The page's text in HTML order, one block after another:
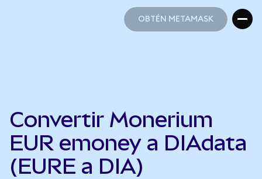
OBTÉN METAMASK
Convertir Monerium
EUR emoney a DIAdata
(EURE a DIA)